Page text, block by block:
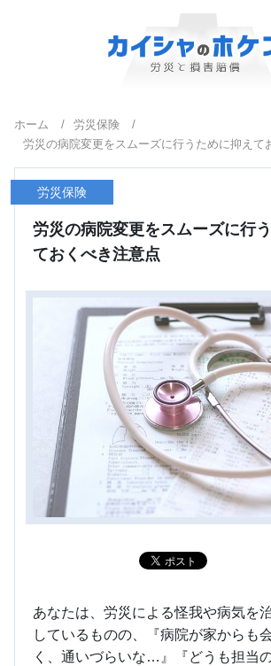
ホーム / 労災保険
/
労災の病院変更をスムーズに行うために抑えて
労災保険
労災の病院変更をスムーズに行
ておくべき注意点
あなたは、労災による怪我や病気を
しているものの、『病院が家からも
く、通いづらいな…』『どうも担当